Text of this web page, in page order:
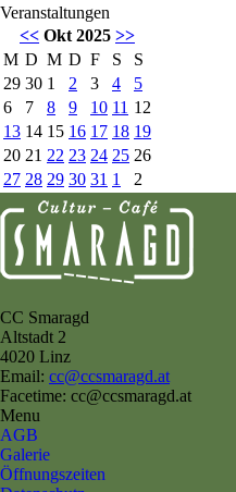
Veranstaltungen
<< Okt 2025 >>
M D M D F S
S
29 30 1 2 3 4
5
6
7 8 9 10 11 12
13 14 15 16 17 18 19
20 21 22 23 24 25 26
27 28 29 30 31 1 2
CC Smaragd
Altstadt 2
4020 Linz
Email: cc@ccsmaragd.at
Facetime: cc@ccsmaragd.at
Menu
AGB
Galerie
Öffnungszeiten